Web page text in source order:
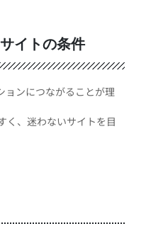
イトの条件
ョンにつながることが理
く、迷わないサイトを目